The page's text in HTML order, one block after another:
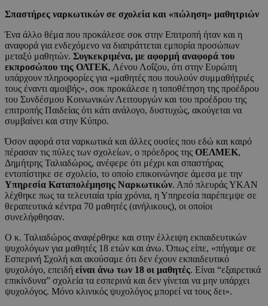
Σπαστήρες ναρκωτικών σε σχολεία και «πώληση» μαθητριών
Ένα άλλο θέμα που προκάλεσε σοκ στην Επιτροπή ήταν και η
αναφορά για ενδεχόμενο να διαπράττεται εμπορία προσώπων
μεταξύ μαθητών. Συγκεκριμένα, με αφορμή αναφορά του
εκπροσώπου της ΟΛΤΕΚ, Λένου Λοΐζου, ότι στην Ευρώπη
υπάρχουν πληροφορίες για «μαθητές που πουλούν συμμαθήτριές
τους έναντι αμοιβής», σοκ προκάλεσε η τοποθέτηση της προέδρου
του Συνδέσμου Κοινωνικών Λειτουργών και του προέδρου της
επιτροπής Παιδείας ότι κάτι ανάλογο, δυστυχώς, ακούγεται να
συμβαίνει και στην Κύπρο.
Όσον αφορά στα ναρκωτικά και άλλες ουσίες που εδώ και καιρό
πέρασαν τις πύλες των σχολείων, ο πρόεδρος της ΟΕΛΜΕΚ,
Δημήτρης Ταλιαδώρος, ανέφερε ότι μέχρι και σπαστήρας
εντοπίστηκε σε σχολείο, το οποίο επικοινώνησε άμεσα με την
Υπηρεσία Καταπολέμησης Ναρκωτικών. Από πλευράς ΥΚΑΝ
λέχθηκε πως τα τελευταία τρία χρόνια, η Υπηρεσία παρέπεμψε σε
θεραπευτικά κέντρα 70 μαθητές (ανήλικους), οι οποίοι
συνελήφθησαν.
Ο κ. Ταλιαδώρος αναφέρθηκε και στην έλλειψη εκπαιδευτικών
ψυχολόγων για μαθητές 18 ετών και άνω. Όπως είπε, «πήγαμε σε
Εσπερινή Σχολή και ακούσαμε ότι δεν έχουν εκπαιδευτικό
ψυχολόγο, επειδή είναι άνω των 18 οι μαθητές. Είναι “εξαιρετικά
επικίνδυνα” σχολεία τα εσπερινά και δεν γίνεται να μην υπάρχει
ψυχολόγος. Μόνο κλινικός ψυχολόγος μπορεί να τους δει».